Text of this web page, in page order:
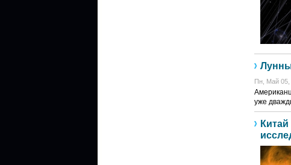
Пн, Май 05,
уже